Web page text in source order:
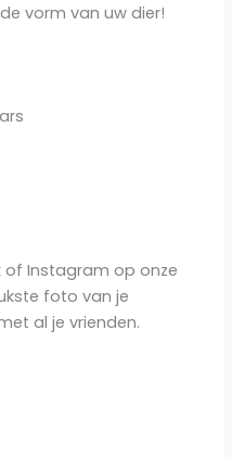
vorm van uw dier!
of Instagram op onze
foto van je
al je vrienden.